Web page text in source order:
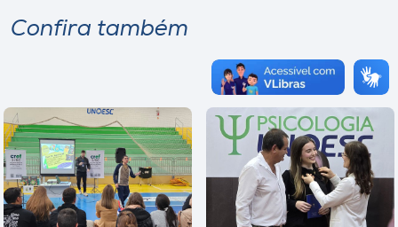
Confira também